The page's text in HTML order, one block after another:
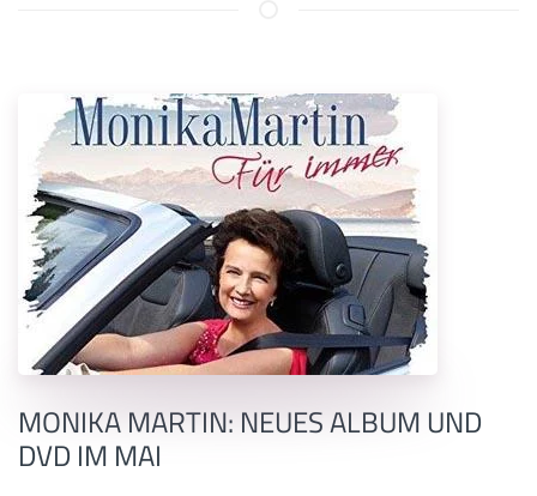
MONIKA MARTIN: NEUES ALBUM UND
DVD IM MAI